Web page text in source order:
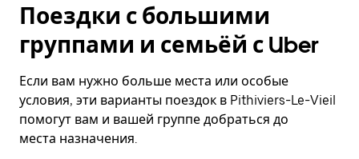
Поездки с большими
группами и семьёй с Uber
Если вам нужно больше места или особые
условия, эти варианты поездок в Pithiviers-Le-Vieil
помогут вам и вашей группе добраться до
места назначения.